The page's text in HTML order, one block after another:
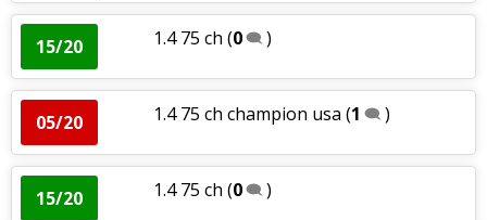
15/20 1.4 75 ch (0 )
05/20 1.4 75 ch champion usa (1 )
15/20 1.4 75 ch (0 )